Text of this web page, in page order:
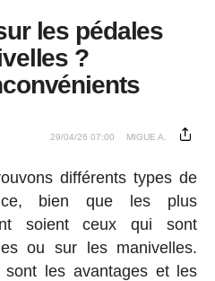
les pédales
?
29/04/26 07:00 MIGUE A.
différents types de
bien que les plus
soient ceux qui sont
ou sur les manivelles.
les avantages et les